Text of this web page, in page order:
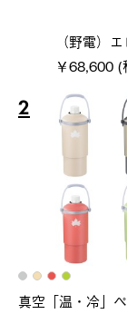
（野電）
￥68,600 (
2
真空「温・冷」